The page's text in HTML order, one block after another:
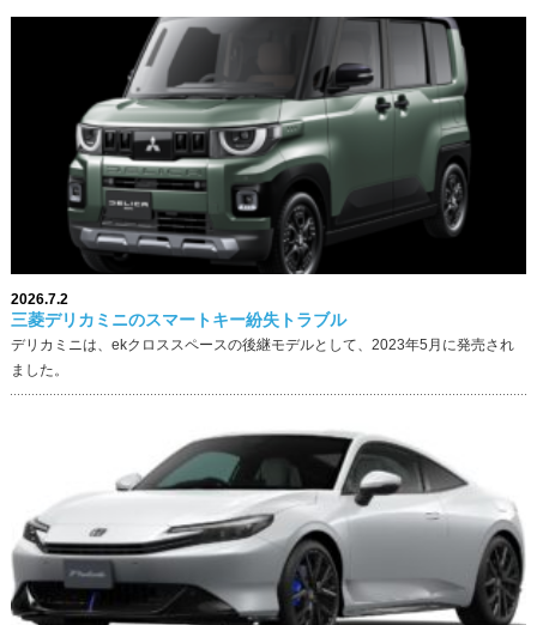
2026.7.2
三菱デリカミニのスマートキー紛失トラブル
デリカミニは、ekクロススペースの後継モデルとして、2023年5月に発売され
ました。